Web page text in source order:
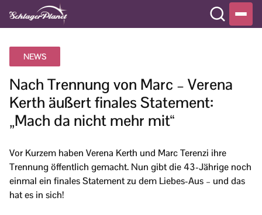
NEWS
Nach Trennung von Marc – Verena
Kerth äußert finales Statement:
„Mach da nicht mehr mit“
Vor Kurzem haben Verena Kerth und Marc Terenzi ihre
Trennung öffentlich gemacht. Nun gibt die 43-Jährige noch
einmal ein finales Statement zu dem Liebes-Aus – und das
hat es in sich!